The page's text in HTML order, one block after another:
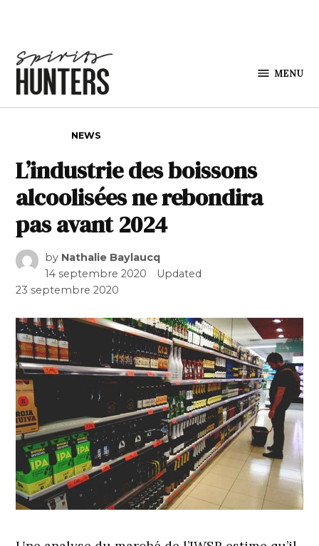
MENU
NEWS
L’industrie des boissons
alcoolisées ne rebondira
pas avant 2024
by Nathalie Baylaucq
14 septembre 2020
Updated
23 septembre 2020